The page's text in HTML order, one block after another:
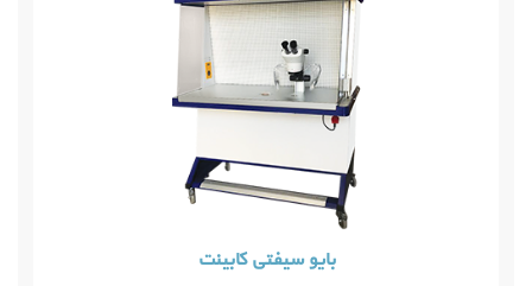
بایو سیفتی کابینت